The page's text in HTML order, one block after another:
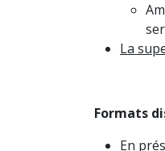
La
Formats
En